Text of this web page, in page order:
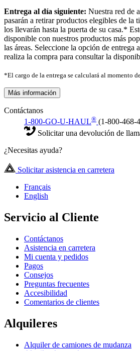
Entrega al día siguiente: Nuestra red de
pasarán a retirar productos elegibles de la
los llevarán hasta la puerta de su casa.*
disponible con nuestros productos más
las áreas. Seleccione la opción de entrega
realiza la compra para consultar la
*El cargo de la entrega se calculará al momento
Más información
Contáctanos
1-800-GO-U-HAUL® (1-800-468-
Solicitar una devolución de
¿Necesitas ayuda?
Solicitar asistencia en carretera
Français
English
Servicio al Cliente
Contáctanos
Asistencia en carretera
Mi cuenta y pedidos
Pagos
Consejos
Preguntas frecuentes
Accesibilidad
Comentarios de clientes
Alquileres
Alquiler de camiones de mudanza